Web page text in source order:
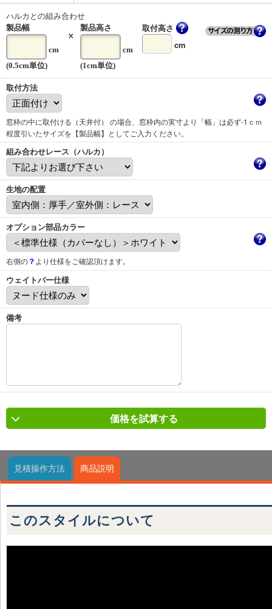
ハルカとの組み合わせ
製品幅
cm
(0.5cm単位)
× 製品高さ
cm
(1cm単位)
取付高さ
cm
取付方法
窓枠の中に取付ける（天井付） の場合、窓枠内の実寸より「幅」は必ず-1ｃｍ
程度引いたサイズを【製品幅】としてご入力ください。
組み合わせレース（ハルカ）
生地の配置
オプション部品カラー
右側の？ より仕様をご確認頂けます。
ウェイトバー仕様
備考
価格を試算する
見積操作方法 商品説明